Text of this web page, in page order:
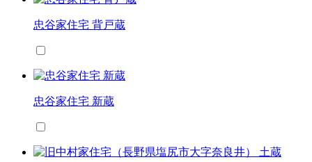
忠谷家住宅 背戸蔵
忠谷家住宅 新蔵